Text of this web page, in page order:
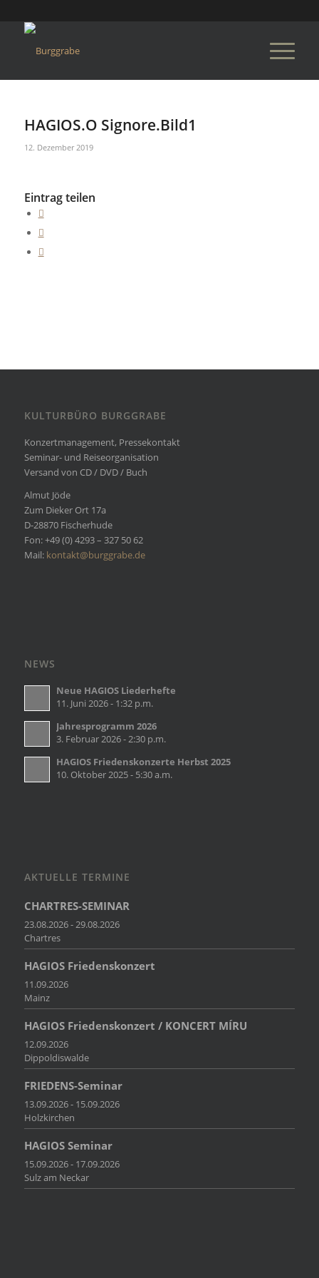
HAGIOS.O Signore.Bild1
12. Dezember 2019
Eintrag teilen
KULTURBÜRO BURGGRABE
Konzertmanagement, Pressekontakt
Seminar- und Reiseorganisation
Versand von CD / DVD / Buch
Almut Jöde
Zum Dieker Ort 17a
D-28870 Fischerhude
Fon: +49 (0) 4293 – 327 50 62
Mail: kontakt@burggrabe.de
NEWS
Neue HAGIOS Liederhefte
11. Juni 2026 - 1:32 p.m.
Jahresprogramm 2026
3. Februar 2026 - 2:30 p.m.
HAGIOS Friedenskonzerte Herbst 2025
10. Oktober 2025 - 5:30 a.m.
AKTUELLE TERMINE
CHARTRES-SEMINAR
23.08.2026 - 29.08.2026
Chartres
HAGIOS Friedenskonzert
11.09.2026
Mainz
HAGIOS Friedenskonzert / KONCERT MÍRU
12.09.2026
Dippoldiswalde
FRIEDENS-Seminar
13.09.2026 - 15.09.2026
Holzkirchen
HAGIOS Seminar
15.09.2026 - 17.09.2026
Sulz am Neckar